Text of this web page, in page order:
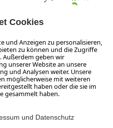
SalzburgerLand
SalzburgerLand